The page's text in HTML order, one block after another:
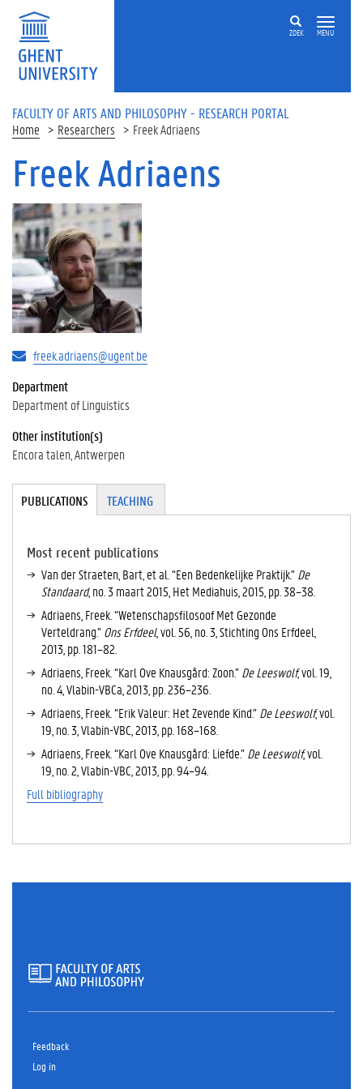
Skip to main content
ZOEK MENU
FACULTY OF ARTS AND PHILOSOPHY - RESEARCH PORTAL
Home Researchers Freek Adriaens
Freek Adriaens
freek.adriaens@ugent.be
Department
Department of Linguistics
Other institution(s)
Encora talen, Antwerpen
Tabgroup
PUBLICATIONS
TI
V
E
T
A
B
)
TEACHING
Most recent publications
Van der Straeten, Bart, et al. “Een Bedenkelijke Praktijk.”De
Standaard, no. 3 maart 2015, Het Mediahuis, 2015, pp. 38–38.
Adriaens, Freek. “Wetenschapsfilosoof Met Gezonde
Verteldrang.”Ons Erfdeel, vol. 56, no. 3, Stichting Ons Erfdeel,
2013, pp. 181–82.
Adriaens, Freek. “Karl Ove Knausgård: Zoon.”De Leeswolf, vol. 19,
no. 4, Vlabin-VBCa, 2013, pp. 236–236.
Adriaens, Freek. “Erik Valeur: Het Zevende Kind.”De Leeswolf, vol.
19, no. 3, Vlabin-VBC, 2013, pp. 168–168.
Adriaens, Freek. “Karl Ove Knausgård: Liefde.”De Leeswolf, vol.
19, no. 2, Vlabin-VBC, 2013, pp. 94–94.
Full bibliography
Feedback
Log in